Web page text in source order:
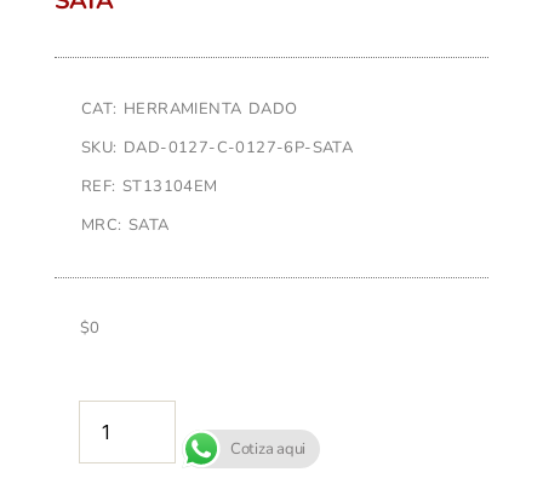
CAT: HERRAMIENTA DADO
SKU: DAD-0127-C-0127-6P-SATA
REF: ST13104EM
MRC: SATA
$0
Cotiza aqui